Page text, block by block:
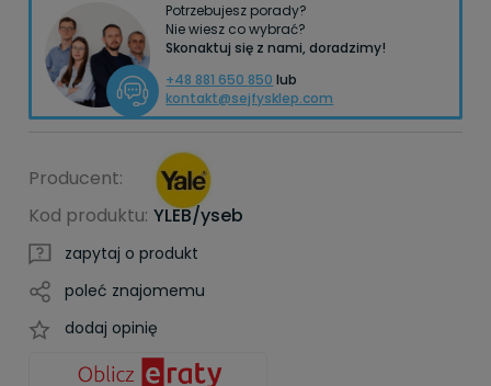
Potrzebujesz porady?
Nie wiesz co wybrać?
Skonaktuj się z nami, doradzimy!
+48 881 650 850 lub
kontakt@sejfysklep.com
Producent:
Kod produktu: YLEB/yseb
zapytaj o produkt
poleć znajomemu
dodaj opinię